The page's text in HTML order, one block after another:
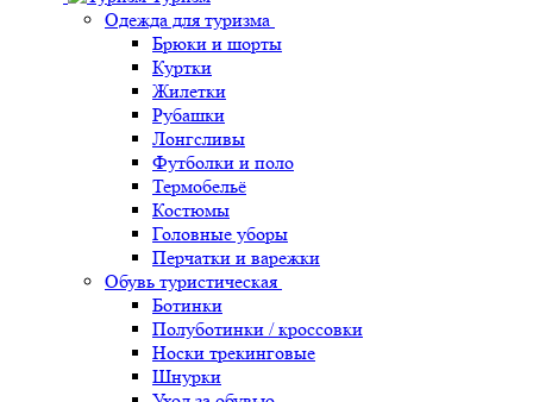
Одежда для туризма
Брюки и шорты
Куртки
Жилетки
Рубашки
Лонгсливы
Футболки и поло
Термобельё
Костюмы
Головные уборы
Перчатки и варежки
Обувь туристическая
Ботинки
Полуботинки / кроссовки
Носки трекинговые
Шнурки